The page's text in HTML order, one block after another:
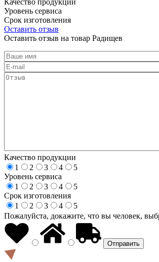
Уровень сервиса
Срок изготовления
Оставить отзыв
Оставить отзыв на товар Радищев
Качество продукции
1
2 3 4
5
Уровень сервиса
1
2 3 4
5
Срок изготовления
1
2 3 4
5
Пожалуйста, докажите, что вы человек,